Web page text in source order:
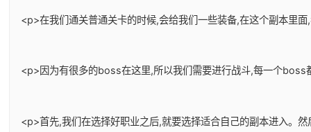
<p>在我们通关普通关卡的时候,会给我们一些装备,在这个副本里
<p>因为有很多的boss在这里,所以我们需要进行战斗,每一个
<p>首先,我们在选择好职业之后,就要选择适合自己的副本进入。